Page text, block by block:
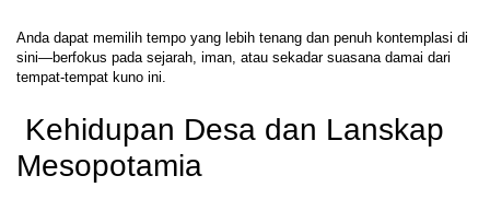
Anda dapat memilih tempo yang lebih tenang dan penuh kontemplasi di
sini—berfokus pada sejarah, iman, atau sekadar suasana damai dari
Mesopotamia